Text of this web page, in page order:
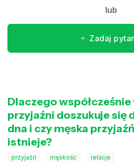
lub
Zadaj
Dlaczego
przyjaźni doszukuje się
dna i czy męska
istnieje?
przyjaźń męskość relacje